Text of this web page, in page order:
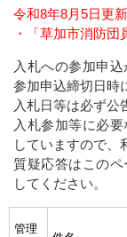
講習会
よくある質問
令和8年8月5日更新
・「草加市消防団
入札への参加申
参加申込締切日時
入札日等は必ず公
入札参加等に必
していますので、
質疑応答はこの
してください。
管理